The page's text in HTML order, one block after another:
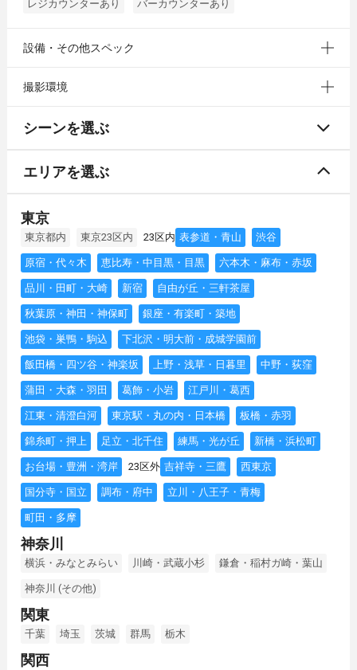
レジカウンターあり バーカウンターあり
設備・その他スペック
撮影環境
シーンを選ぶ
エリアを選ぶ
東京
東京都内 東京23区内 23区内 表参道・青山 渋谷
原宿・代々木 恵比寿・中目黒・目黒 六本木・麻布・赤坂
品川・田町・大崎 新宿 自由が丘・三軒茶屋
秋葉原・神田・神保町 銀座・有楽町・築地
池袋・巣鴨・駒込 下北沢・明大前・成城学園前
飯田橋・四ツ谷・神楽坂 上野・浅草・日暮里 中野・荻窪
蒲田・大森・羽田 葛飾・小岩 江戸川・葛西
江東・清澄白河 東京駅・丸の内・日本橋 板橋・赤羽
錦糸町・押上 足立・北千住 練馬・光が丘 新橋・浜松町
お台場・豊洲・湾岸 23区外 吉祥寺・三鷹 西東京
国分寺・国立 調布・府中 立川・八王子・青梅
町田・多摩
神奈川
横浜・みなとみらい 川崎・武蔵小杉 鎌倉・稲村ガ崎・葉山
神奈川 (その他)
関東
千葉 埼玉 茨城 群馬 栃木
関西